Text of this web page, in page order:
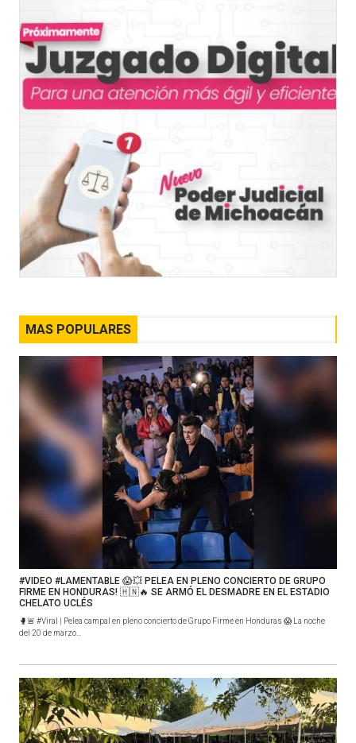
MAS POPULARES
#VIDEO #LAMENTABLE 😱💥 PELEA EN PLENO CONCIERTO DE GRUPO
FIRME EN HONDURAS! 🇭🇳🔥 SE ARMÓ EL DESMADRE EN EL ESTADIO
CHELATO UCLÉS
🥊🚨 #Viral | Pelea campal en pleno concierto de Grupo Firme en Honduras 😱 La noche
del 20 de marzo...